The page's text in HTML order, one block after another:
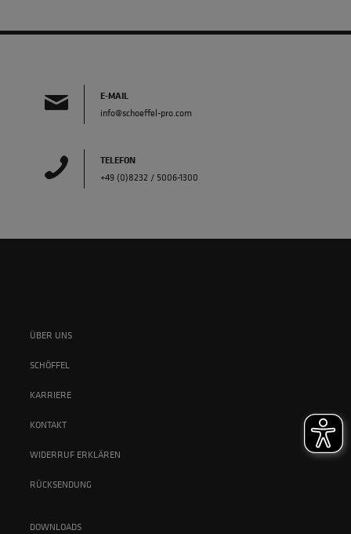
E-MAIL
info@schoeffel-pro.com
TELEFON
+49 (0)8232 / 5006-1300
ÜBER UNS
SCHÖFFEL
KARRIERE
KONTAKT
WIDERRUF ERKLÄREN
RÜCKSENDUNG
DOWNLOADS